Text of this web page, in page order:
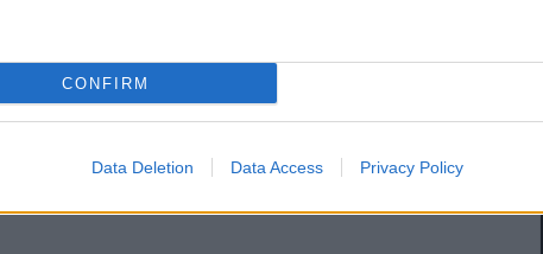
CONFIRM
Data Deletion Data Access Privacy Policy